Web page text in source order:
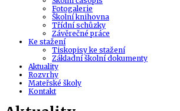
Fotogalerie
Školní knihovna
Třídní schůzky
Závěrečné práce
Ke stažení
Tiskopisy ke stažení
Základní školní dokumenty
Aktuality
Rozvrhy
Mateřské školy
Kontakt